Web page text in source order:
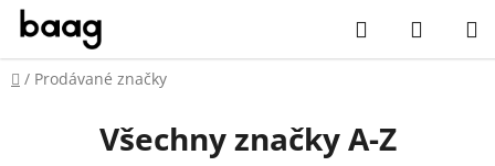
Přejít
obsah
Hledat
KOŠÍK
Domů
/ Prodávané značky
Všechny značky A-Z